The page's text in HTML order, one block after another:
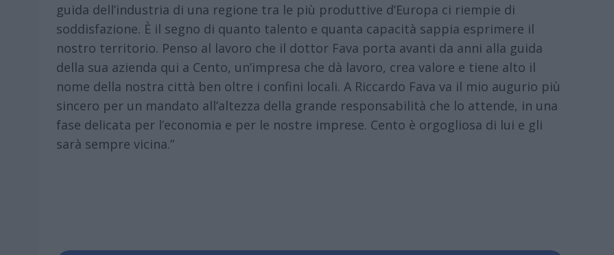
guida dell’industria di una regione tra le più produttive d’Europa ci riempie di
soddisfazione. È il segno di quanto talento e quanta capacità sappia esprimere il
nostro territorio. Penso al lavoro che il dottor Fava porta avanti da anni alla guida
della sua azienda qui a Cento, un’impresa che dà lavoro, crea valore e tiene alto il
nome della nostra città ben oltre i confini locali. A Riccardo Fava va il mio augurio più
sincero per un mandato all’altezza della grande responsabilità che lo attende, in una
fase delicata per l’economia e per le nostre imprese. Cento è orgogliosa di lui e gli
sarà sempre vicina.”